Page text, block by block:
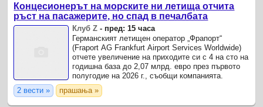
Концесионерът на морските ни летища отчита
ръст на пасажерите, но спад в печалбата
Клуб Z - пред: 15 часа
Германският летищен оператор „Фрапорт“
(Fraport AG Frankfurt Airport Services Worldwide)
отчете увеличение на приходите си с 4 на сто на
годишна база до 2,07 млрд. евро през първото
полугодие на 2026 г., съобщи компанията.
2 вести »
прашања »